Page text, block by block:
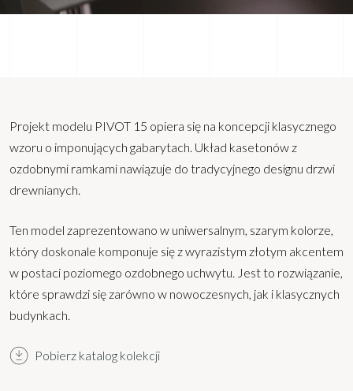
Projekt modelu PIVOT 15 opiera się na koncepcji klasycznego
wzoru o imponujących gabarytach. Układ kasetonów z
ozdobnymi ramkami nawiązuje do tradycyjnego designu drzwi
drewnianych.
Ten model zaprezentowano w uniwersalnym, szarym kolorze,
który doskonale komponuje się z wyrazistym złotym akcentem
w postaci poziomego ozdobnego uchwytu. Jest to rozwiązanie,
które sprawdzi się zarówno w nowoczesnych, jak i klasycznych
budynkach.
Pobierz katalog kolekcji